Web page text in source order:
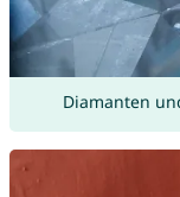
Diamanten